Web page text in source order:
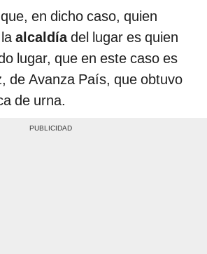
en dicho caso, quien
alcaldíadel lugar es quien
lugar, que en este caso es
de Avanza País, que obtuvo
de urna.